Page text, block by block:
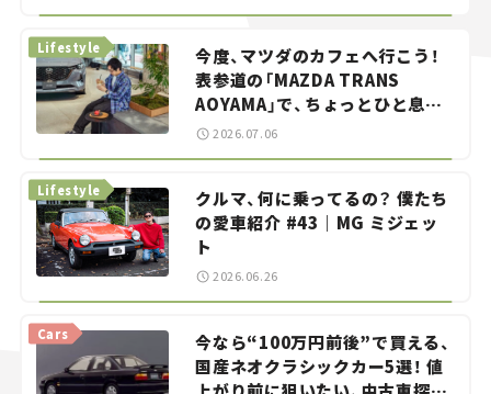
今度、マツダのカフェへ行こう！
表参道の「MAZDA TRANS
AOYAMA」で、ちょっとひと息。
——連載｜CCGとクルマでどうす
Lifestyle
2026.07.06
クルマ、何に乗ってるの？ 僕たち
の愛車紹介 #43｜MG ミジェッ
ト
Lifestyle
2026.06.26
今なら“100万円前後”で買える、
国産ネオクラシックカー5選！ 値
Cars